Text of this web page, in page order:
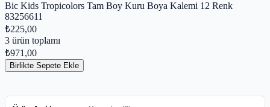
Bic Kids Tropicolors Tam Boy Kuru Boya Kalemi 12 Renk
83256611
₺225,00
3 ürün toplamı
₺971,00
Birlikte Sepete Ekle